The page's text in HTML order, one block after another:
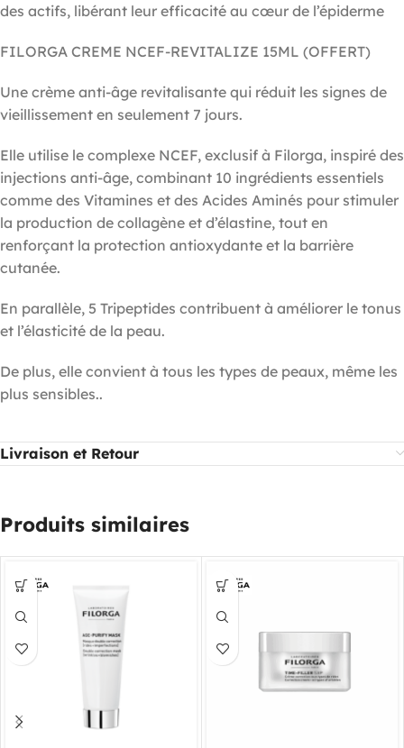
des actifs, libérant leur efficacité au cœur de l’épiderme
FILORGA CREME NCEF-REVITALIZE 15ML (OFFERT)
Une crème anti-âge revitalisante qui réduit les signes de
vieillissement en seulement 7 jours.
Elle utilise le complexe NCEF, exclusif à Filorga, inspiré des
injections anti-âge, combinant 10 ingrédients essentiels
comme des Vitamines et des Acides Aminés pour stimuler
la production de collagène et d’élastine, tout en
renforçant la protection antioxydante et la barrière
cutanée.
En parallèle, 5 Tripeptides contribuent à améliorer le tonus
et l’élasticité de la peau.
De plus, elle convient à tous les types de peaux, même les
plus sensibles..
Livraison et Retour
Produits similaires